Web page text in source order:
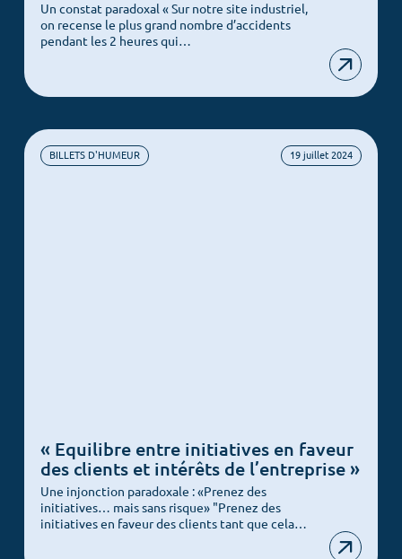
Un constat paradoxal « Sur notre site industriel,
on recense le plus grand nombre d’accidents
pendant les 2 heures qui…
BILLETS D'HUMEUR 19 juillet 2024
« Equilibre entre initiatives en faveur
des clients et intérêts de l’entreprise »
Une injonction paradoxale : «Prenez des
initiatives… mais sans risque» "Prenez des
initiatives en faveur des clients tant que cela…